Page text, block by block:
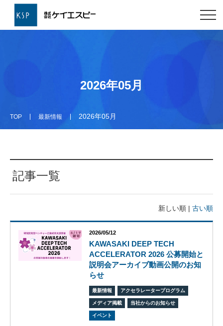
TOP 最新情報 2026年05月
2026年05月
記事一覧
新しい順 | 古い順
2026/05/12
KAWASAKI DEEP TECH
ACCELERATOR 2026 公募開始と
説明会アーカイブ動画公開のお知
らせ
最新情報 アクセラレータープログラム
メディア掲載 当社からのお知らせ
イベント